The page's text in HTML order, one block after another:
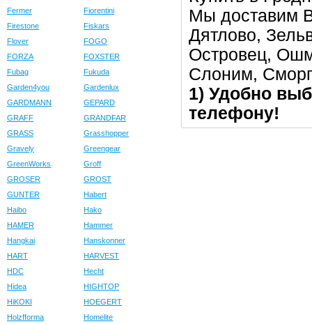
Fermer
Fiorentini
Firestone
Fiskars
Flover
FOGO
FORZA
FOXSTER
Fubag
Fukuda
Garden4you
Gardenlux
GARDMANN
GEPARD
GRAFF
GRANDFAR
GRASS
Grasshopper
Gravely
Greengear
GreenWorks
Groff
GROSER
GROST
GUNTER
Habert
Haibo
Hako
HAMER
Hammer
Hangkai
Hanskonner
HART
HARVEST
HDC
Hecht
Hidea
HIGHTOP
HiKOKI
HOEGERT
Holzfforma
Homelite
Мы доставим
Дятлово,
Островец,
Слоним,
1) Удобно
телефону!